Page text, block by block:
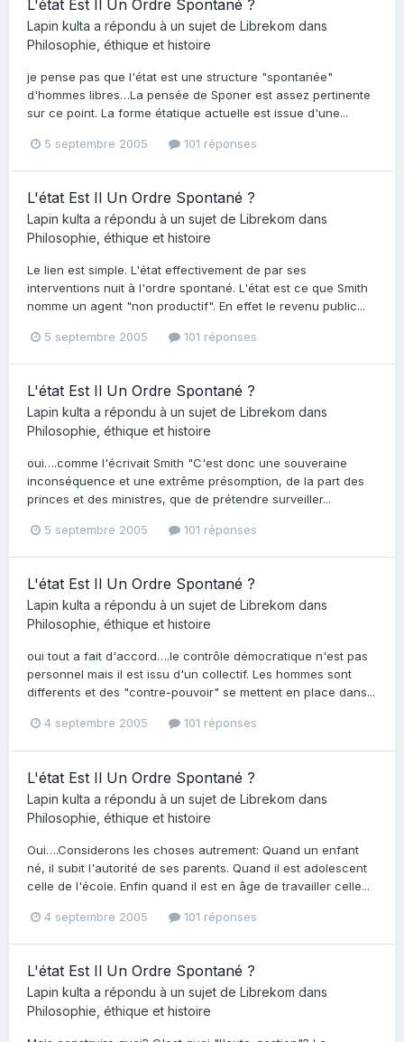
L'état Est Il Un Ordre Spontané ?
Lapin kulta a répondu à un sujet de Librekom dans
Philosophie, éthique et histoire
je pense pas que l'état est une structure "spontanée"
d'hommes libres…La pensée de Sponer est assez pertinente
sur ce point. La forme étatique actuelle est issue d'une...
5 septembre 2005 101 réponses
L'état Est Il Un Ordre Spontané ?
Lapin kulta a répondu à un sujet de Librekom dans
Philosophie, éthique et histoire
Le lien est simple. L'état effectivement de par ses
interventions nuit à l'ordre spontané. L'état est ce que Smith
nomme un agent "non productif". En effet le revenu public...
5 septembre 2005 101 réponses
L'état Est Il Un Ordre Spontané ?
Lapin kulta a répondu à un sujet de Librekom dans
Philosophie, éthique et histoire
oui….comme l'écrivait Smith "C'est donc une souveraine
inconséquence et une extrême présomption, de la part des
princes et des ministres, que de prétendre surveiller...
5 septembre 2005 101 réponses
L'état Est Il Un Ordre Spontané ?
Lapin kulta a répondu à un sujet de Librekom dans
Philosophie, éthique et histoire
oui tout a fait d'accord….le contrôle démocratique n'est pas
personnel mais il est issu d'un collectif. Les hommes sont
differents et des "contre-pouvoir" se mettent en place dans...
4 septembre 2005 101 réponses
L'état Est Il Un Ordre Spontané ?
Lapin kulta a répondu à un sujet de Librekom dans
Philosophie, éthique et histoire
Oui….Considerons les choses autrement: Quand un enfant
né, il subit l'autorité de ses parents. Quand il est adolescent
celle de l'école. Enfin quand il est en âge de travailler celle...
4 septembre 2005 101 réponses
L'état Est Il Un Ordre Spontané ?
Lapin kulta a répondu à un sujet de Librekom dans
Philosophie, éthique et histoire